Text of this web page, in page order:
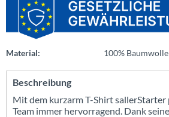
Material: 100% Baumwolle
Beschreibung
Mit dem kurzarm T-Shirt
Team immer hervorragend. Dank